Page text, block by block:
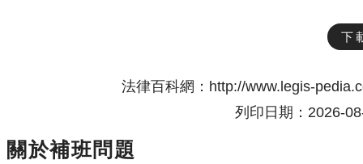
下
法律百科網：http://www.legis-
列印日期：2026-
關於補班問題